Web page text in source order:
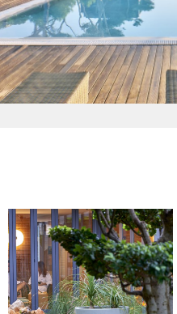
surplombe le Beach
son